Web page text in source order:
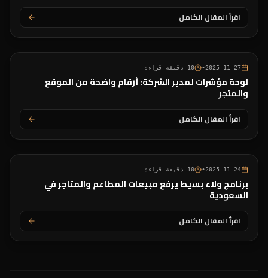
اقرأ المقال الكامل
2025-11-27
•
10 دقيقة قراءة
لوحة مؤشرات لمدير الشركة: أرقام واضحة من الموقع
والمتجر
اقرأ المقال الكامل
2025-11-24
•
10 دقيقة قراءة
برنامج ولاء بسيط يرفع مبيعات المطاعم والمتاجر في
السعودية
اقرأ المقال الكامل